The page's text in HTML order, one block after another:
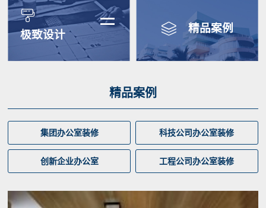

极致设计 =  精品案例
精品案例
集团办公室装修 科技公司办公室装修
创新企业办公室 工程公司办公室装修